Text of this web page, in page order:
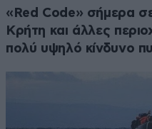
«Red Code» σήμερα
Κρήτη και άλλες
πολύ υψηλό κίνδυνο